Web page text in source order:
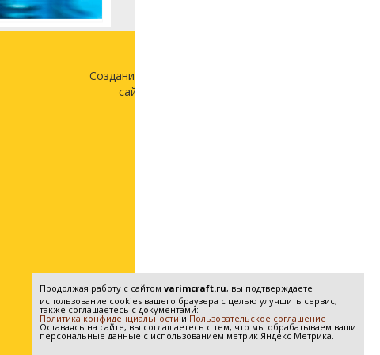
Создание и продвижение
сайта —
Продолжая работу с сайтом varimcraft.ru, вы подтверждаете
использование cookies вашего браузера с целью улучшить сервис,
также соглашаетесь с документами:
Политика конфиденциальности и Пользовательское соглашение
Оставаясь на сайте, вы соглашаетесь с тем, что мы обрабатываем ваши
персональные данные с использованием метрик Яндекс Метрика.